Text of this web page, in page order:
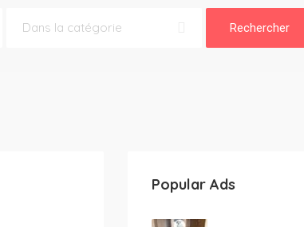
Rechercher
Popular Ads